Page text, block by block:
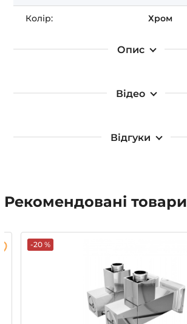
Опис
Колір: Хром
Відео
Відгуки
Рекомендовані товари
-20 %